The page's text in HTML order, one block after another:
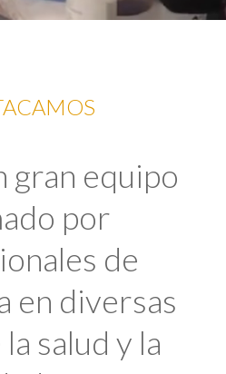
gran equipo
por
de
en diversas
salud y la